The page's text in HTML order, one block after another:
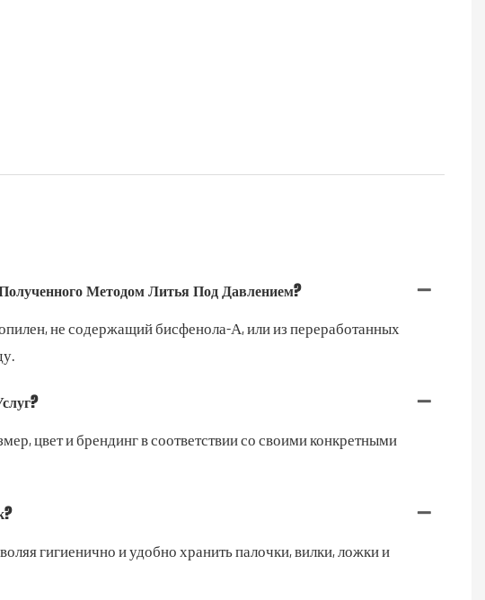
Методом Литья Под Давлением?
не содержащий бисфенола-А, или из переработанных
цвет и брендинг в соответствии со своими конкретными
гигиенично и удобно хранить палочки, вилки, ложки и